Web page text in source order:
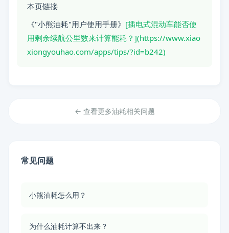
本页链接
《"小熊油耗"用户使用手册》 [插电式混动车能否使
用剩余续航公里数来计算能耗？](https://www.xiao
xiongyouhao.com/apps/tips/?id=b242)
← 查看更多油耗相关问题
常见问题
小熊油耗怎么用？
为什么油耗计算不出来？